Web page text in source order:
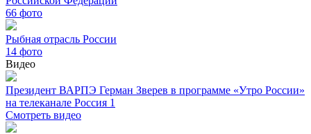
66 фото
Рыбная отрасль России
14 фото
Видео
Президент ВАРПЭ Герман Зверев в программе «Утро России»
на телеканале Россия 1
Смотреть видео